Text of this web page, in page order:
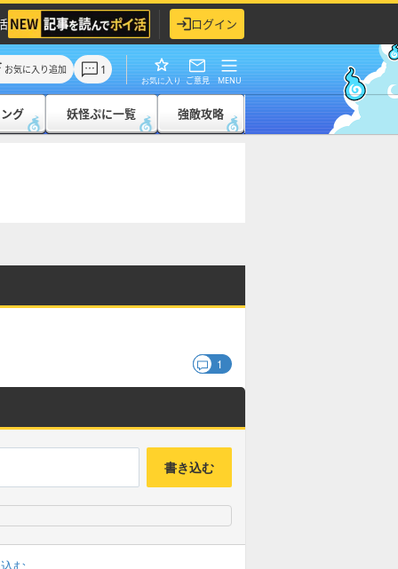
ログイン
お気に入り追加 1
お気に入り ご意見 MENU
グ 妖怪ぷに一覧 強敵攻略
1
書き込む
む